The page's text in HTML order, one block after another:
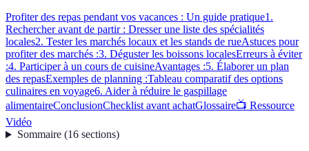
Profiter des repas pendant vos vacances : Un guide pratique1.
Rechercher avant de partir : Dresser une liste des spécialités
locales2. Tester les marchés locaux et les stands de rueAstuces pour
profiter des marchés :3. Déguster les boissons localesErreurs à éviter
:4. Participer à un cours de cuisineAvantages :5. Élaborer un plan
des repasExemples de planning :Tableau comparatif des options
culinaires en voyage6. Aider à réduire le gaspillage
alimentaireConclusionChecklist avant achatGlossaire📺 Ressource
Vidéo
Sommaire(16 sections)